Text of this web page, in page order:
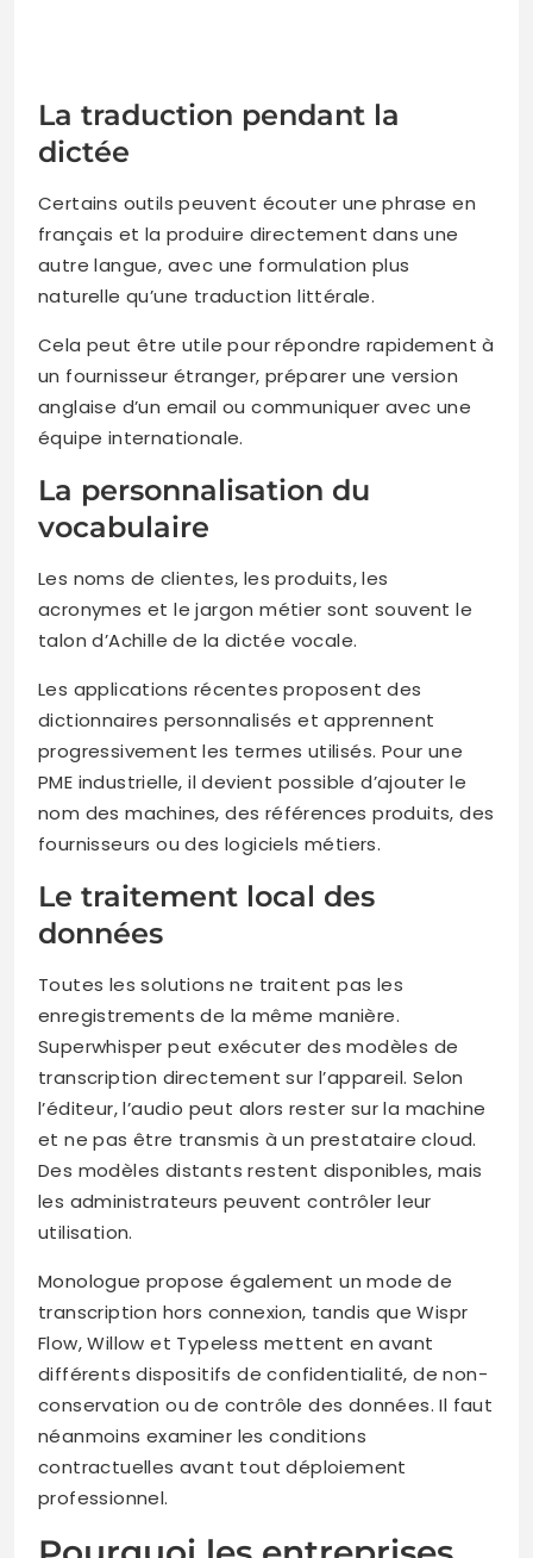
La traduction pendant la
dictée
Certains outils peuvent écouter une phrase en
français et la produire directement dans une
autre langue, avec une formulation plus
naturelle qu’une traduction littérale.
Cela peut être utile pour répondre rapidement à
un fournisseur étranger, préparer une version
anglaise d’un email ou communiquer avec une
équipe internationale.
La personnalisation du
vocabulaire
Les noms de clientes, les produits, les
acronymes et le jargon métier sont souvent le
talon d’Achille de la dictée vocale.
Les applications récentes proposent des
dictionnaires personnalisés et apprennent
progressivement les termes utilisés. Pour une
PME industrielle, il devient possible d’ajouter le
nom des machines, des références produits, des
fournisseurs ou des logiciels métiers.
Le traitement local des
données
Toutes les solutions ne traitent pas les
enregistrements de la même manière.
Superwhisper peut exécuter des modèles de
transcription directement sur l’appareil. Selon
l’éditeur, l’audio peut alors rester sur la machine
et ne pas être transmis à un prestataire cloud.
Des modèles distants restent disponibles, mais
les administrateurs peuvent contrôler leur
utilisation.
Monologue propose également un mode de
transcription hors connexion, tandis que Wispr
Flow, Willow et Typeless mettent en avant
différents dispositifs de confidentialité, de non-
conservation ou de contrôle des données. Il faut
néanmoins examiner les conditions
contractuelles avant tout déploiement
professionnel.